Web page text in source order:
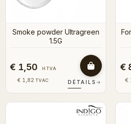
Smoke powder Ultragreen
1.5G
€ 1,50 HTVA
€ 1,82 TVAC DÉTAILS →
€
€